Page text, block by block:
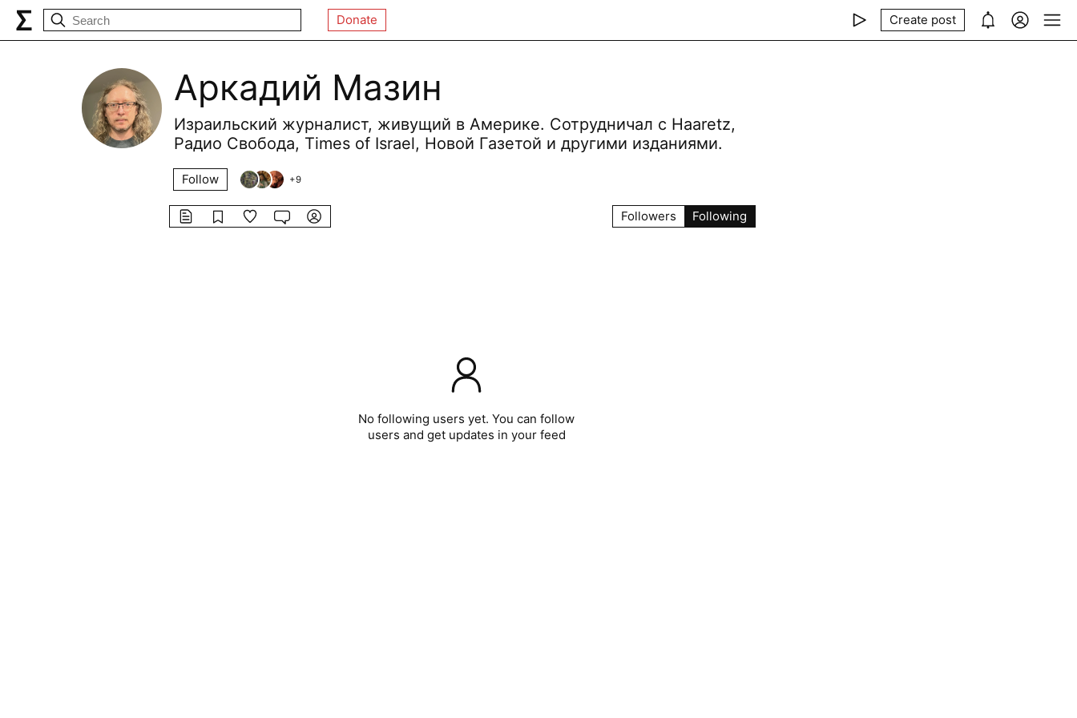
Donate Create post
Аркадий Мазин
Израильский журналист, живущий в Америке. Сотрудничал с Haaretz,
Радио Свобода, Times of Israel, Новой Газетой и другими изданиями.
Follow +9
Followers Following
No following users yet. You can follow
users and get updates in your feed